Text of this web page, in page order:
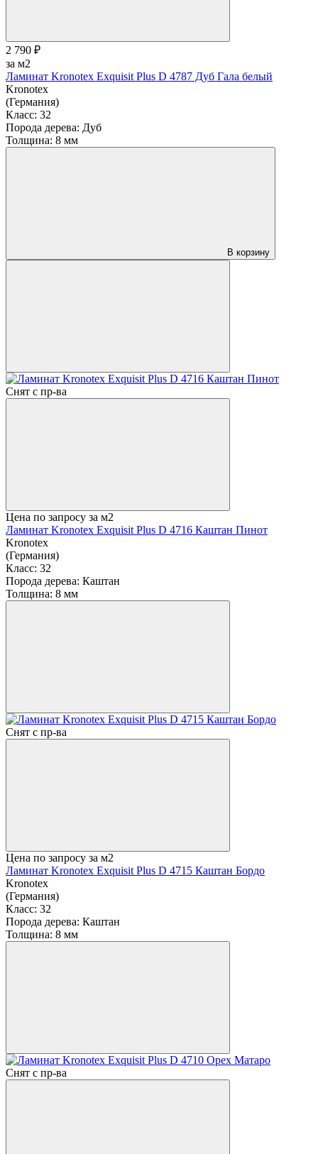
2 790 ₽
за м2
Ламинат Kronotex Exquisit Plus D 4787 Дуб Гала белый
Kronotex
(Германия)
Класс: 32
Порода дерева: Дуб
Толщина: 8 мм
В корзину
Снят с пр-ва
Цена по запросу за м2
Ламинат Kronotex Exquisit Plus D 4716 Каштан Пинот
Kronotex
(Германия)
Класс: 32
Порода дерева: Каштан
Толщина: 8 мм
Снят с пр-ва
Цена по запросу за м2
Ламинат Kronotex Exquisit Plus D 4715 Каштан Бордо
Kronotex
(Германия)
Класс: 32
Порода дерева: Каштан
Толщина: 8 мм
Снят с пр-ва